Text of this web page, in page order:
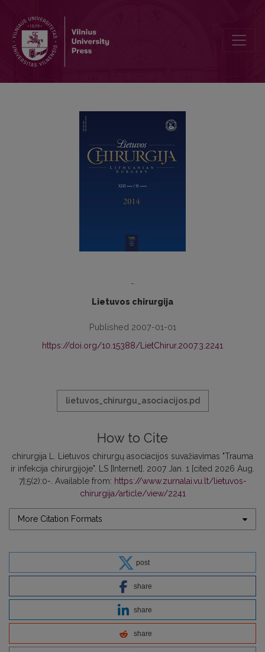
-
Lietuvos chirurgija
Published 2007-01-01
https://doi.org/10.15388/LietChirur.2007.3.2241
lietuvos_chirurgu_asociacijos.pd
How to Cite
chirurgija L. Lietuvos chirurgų asociacijos suvažiavimas "Trauma
ir infekcija chirurgijoje". LS [Internet]. 2007 Jan. 1 [cited 2026 Aug.
7];5(2):0-. Available from: https://www.zurnalai.vu.lt/lietuvos-
chirurgija/article/view/2241
More Citation Formats
post
share
share
share